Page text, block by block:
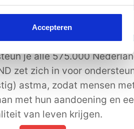
Accepteren
Nederland en
je alle 575.000
zet zich in voor
astma, zodat mensen
met hun aandoening en
van leven krijgen.